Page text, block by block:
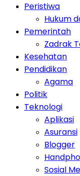
Peristiwa
Hukum
Pemerintah
Zadrak
Kesehatan
Pendidikan
Agama
Politik
Teknologi
Aplikasi
Asuransi
Blogger
Sosial